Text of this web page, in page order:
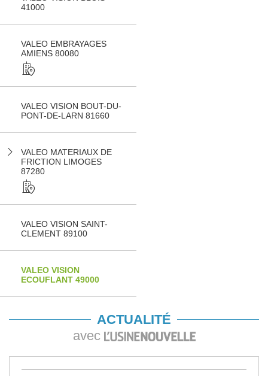
41000
VALEO EMBRAYAGES
AMIENS 80080
VALEO VISION BOUT-DU-
PONT-DE-LARN 81660
VALEO MATERIAUX DE
FRICTION LIMOGES
87280
VALEO VISION SAINT-
CLEMENT 89100
VALEO VISION
ECOUFLANT 49000
ACTUALITÉ
avec